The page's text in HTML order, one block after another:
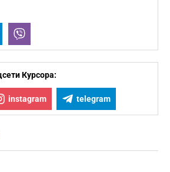
Telegram
Курсора:
instagram telegram